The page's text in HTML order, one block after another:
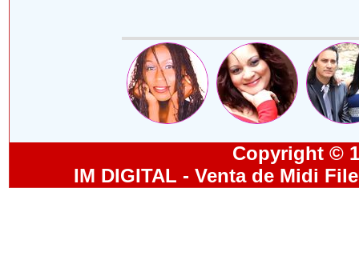
Copyright ©
IM DIGITAL - Venta de Midi